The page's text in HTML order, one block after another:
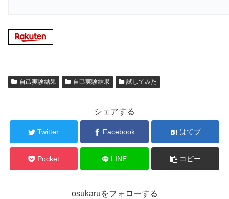
自己実験結果 自己実験結果 試してみた
シェアする
Twitter Facebook はてブ
Pocket LINE コピー
osukaruをフォローする